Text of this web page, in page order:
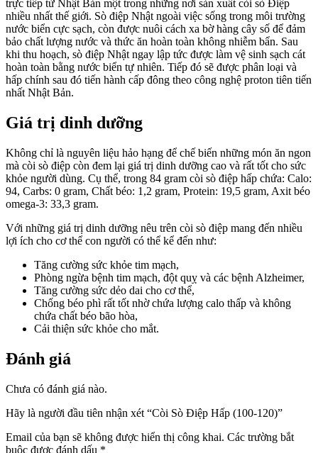
trực tiếp từ Nhật Bản một trong những nơi sản xuất còi sò Điệp
nhiều nhất thế giới. Sò điệp Nhật ngoài việc sống trong môi trường
nước biển cực sạch, còn được nuôi cách xa bờ hàng cây số để đảm
bảo chất lượng nước và thức ăn hoàn toàn không nhiễm bẩn. Sau
khi thu hoạch, sò điệp Nhật ngay lập tức được làm vệ sinh sạch cát
hoàn toàn bằng nước biển tự nhiên. Tiếp đó sẽ được phân loại và
hấp chính sau đó tiến hành cấp đông theo công nghệ proton tiên tiến
nhất Nhật Bản.
Giá trị dinh dưỡng
Không chỉ là nguyên liệu hảo hạng để chế biến những món ăn ngon
mà còi sò điệp còn đem lại giá trị dinh dưỡng cao và rất tốt cho sức
khỏe người dùng. Cụ thể, trong 84 gram còi sò điệp hấp chứa: Calo:
94, Carbs: 0 gram, Chất béo: 1,2 gram, Protein: 19,5 gram, Axit béo
omega-3: 33,3 gram.
Với những giá trị dinh dưỡng nêu trên còi sò điệp mang đến nhiều
lợi ích cho cơ thể con người có thể kể đến như:
Tăng cường sức khỏe tim mạch,
Phòng ngừa bệnh tim mạch, đột quỵ và các bệnh Alzheimer,
Tăng cường sức dẻo dai cho cơ thể,
Chống béo phì rất tốt nhờ chứa lượng calo thấp và không
chứa chất béo bão hòa,
Cải thiện sức khỏe cho mắt.
Đánh giá
Chưa có đánh giá nào.
Hãy là người đầu tiên nhận xét “Còi Sò Điệp Hấp (100-120)”
Email của bạn sẽ không được hiển thị công khai. Các trường bắt
buộc được đánh dấu *